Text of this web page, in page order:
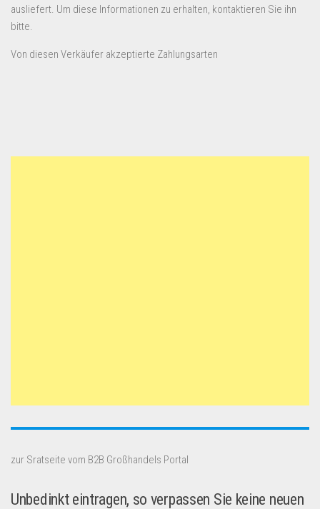
ausliefert. Um diese Informationen zu erhalten, kontaktieren Sie ihn
bitte.
Von diesen Verkäufer akzeptierte Zahlungsarten
zur Sratseite vom B2B Großhandels Portal
Unbedinkt eintragen, so verpassen Sie keine neuen